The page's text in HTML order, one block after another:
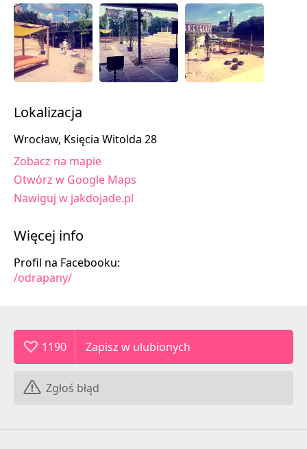
Lokalizacja
Wrocław, Księcia Witolda 28
Zobacz na mapie
Otwórz w Google Maps
Nawiguj w jakdojade.pl
Więcej info
Profil na Facebooku:
/odrapany/
1190
Zgłoś błąd